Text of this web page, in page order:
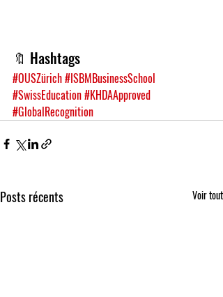
🔖 Hashtags
#OUSZürich#ISBMBusinessSchool
#SwissEducation#KHDAApproved
#GlobalRecognition
Posts récents Voir tout